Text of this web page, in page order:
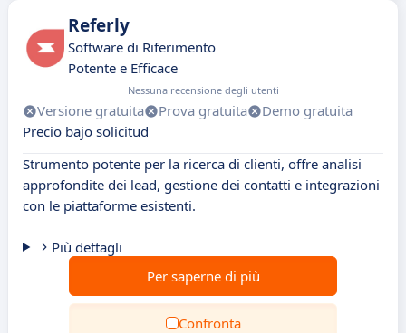
Referly
Software di Riferimento
Potente e Efficace
Nessuna recensione degli utenti
Versione gratuita Prova gratuita
Demo gratuita
Precio bajo solicitud
Strumento potente per la ricerca di clienti, offre analisi
approfondite dei lead, gestione dei contatti e integrazioni
con le piattaforme esistenti.
Più dettagli
Per saperne di più
Confronta